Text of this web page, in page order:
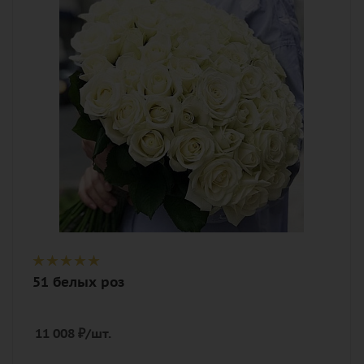
Описание
роза, лента
51 белых роз
11 008 ₽/шт.